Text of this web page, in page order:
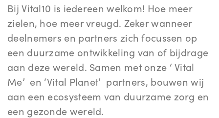
Bij Vital10 is iedereen welkom! Hoe meer
zielen, hoe meer vreugd. Zeker wanneer
deelnemers en partners zich focussen op
een duurzame ontwikkeling van of bijdrage
aan deze wereld. Samen met onze ‘ Vital
Me’ en ‘Vital Planet’ partners, bouwen wij
aan een ecosysteem van duurzame zorg en
een gezonde wereld.